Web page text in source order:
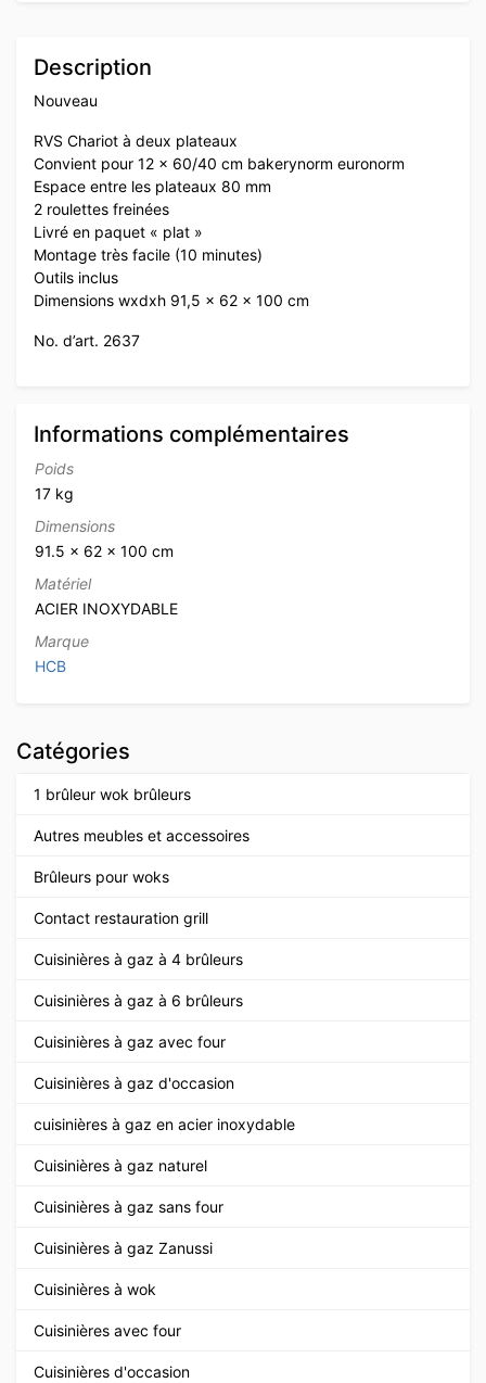
Description
Nouveau
RVS Chariot à deux plateaux
Convient pour 12 x 60/40 cm bakerynorm euronorm
Espace entre les plateaux 80 mm
2 roulettes freinées
Livré en paquet « plat »
Montage très facile (10 minutes)
Outils inclus
Dimensions wxdxh 91,5 x 62 x 100 cm
No. d’art. 2637
Informations complémentaires
Poids
17 kg
Dimensions
91.5 × 62 × 100 cm
Matériel
ACIER INOXYDABLE
Marque
HCB
Catégories
1 brûleur wok brûleurs
Autres meubles et accessoires
Brûleurs pour woks
Contact restauration grill
Cuisinières à gaz à 4 brûleurs
Cuisinières à gaz à 6 brûleurs
Cuisinières à gaz avec four
Cuisinières à gaz d'occasion
cuisinières à gaz en acier inoxydable
Cuisinières à gaz naturel
Cuisinières à gaz sans four
Cuisinières à gaz Zanussi
Cuisinières à wok
Cuisinières avec four
Cuisinières d'occasion